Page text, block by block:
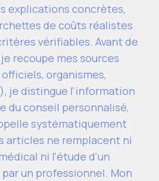
explications concrètes,
de coûts réalistes
vérifiables. Avant de
recoupe mes sources
organismes,
je distingue l'information
du conseil personnalisé,
systématiquement
articles ne remplacent ni
ni l'étude d'un
un professionnel. Mon